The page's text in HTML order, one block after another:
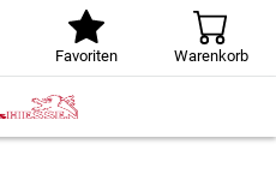
Favoriten Warenkorb